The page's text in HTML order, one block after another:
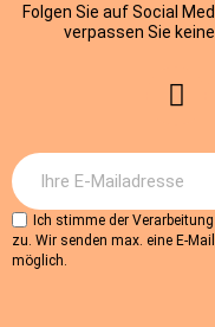
Folgen Sie auf Social
verpassen Sie
Ich stimme der
zu. Wir senden max. eine E-
möglich.